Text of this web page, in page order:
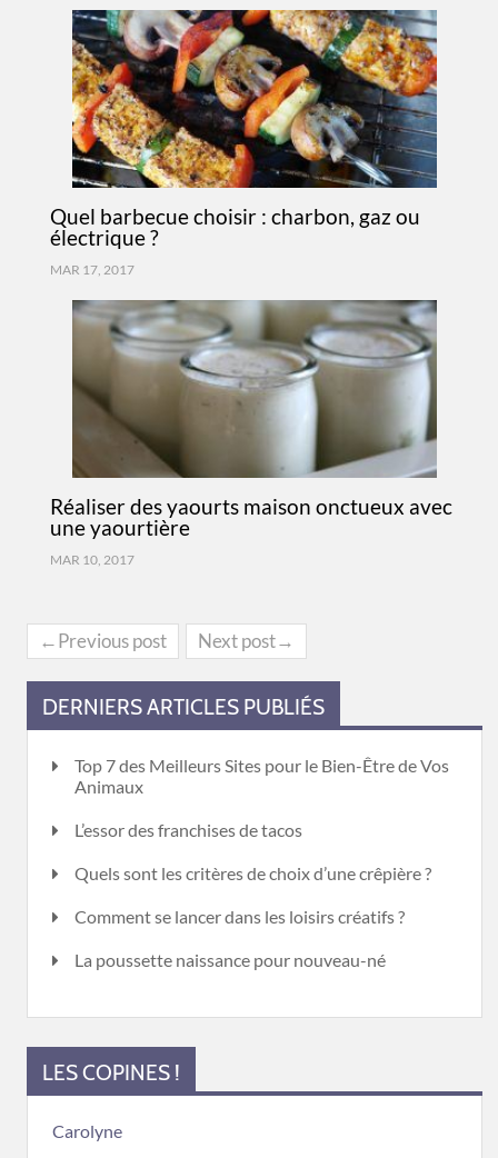
Quel barbecue choisir : charbon, gaz ou
électrique ?
MAR 17, 2017
Réaliser des yaourts maison onctueux avec
une yaourtière
MAR 10, 2017
←Previous post Next post→
DERNIERS ARTICLES PUBLIÉS
Top 7 des Meilleurs Sites pour le Bien-Être de Vos
Animaux
L’essor des franchises de tacos
Quels sont les critères de choix d’une crêpière ?
Comment se lancer dans les loisirs créatifs ?
La poussette naissance pour nouveau-né
LES COPINES !
Carolyne